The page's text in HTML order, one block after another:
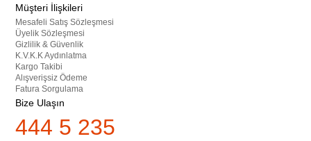
Müşteri İlişkileri
Mesafeli Satış Sözleşmesi
Üyelik Sözleşmesi
Gizlilik & Güvenlik
K.V.K.K Aydınlatma
Kargo Takibi
Alışverişsiz Ödeme
Fatura Sorgulama
Bize Ulaşın
444 5 235